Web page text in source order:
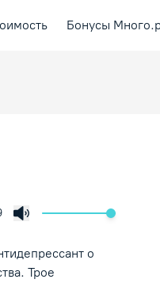
Бонусы
о
Трое